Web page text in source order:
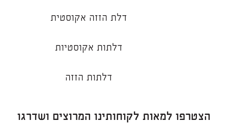
דלת הזזה אקוסטית
דלתות אקוסטיות
דלתות הזזה
הצטרפו למאות לקוחותינו המרוצים ושדרגו